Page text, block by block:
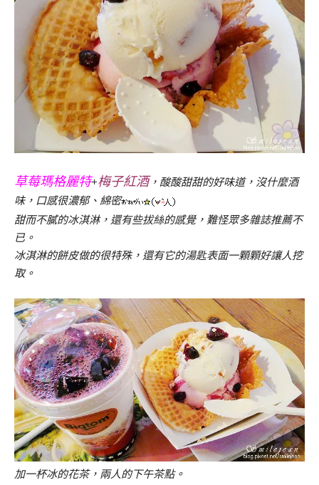
草莓瑪格麗特+梅子紅酒，酸酸甜甜的好味道，沒什麼酒
味，口感很濃郁、綿密
甜而不膩的冰淇淋，還有些拔絲的感覺，難怪眾多雜誌推薦不
已。
冰淇淋的餅皮做的很特殊，還有它的湯匙表面一顆顆好讓人挖
取。
加一杯冰的花茶，兩人的下午茶點。